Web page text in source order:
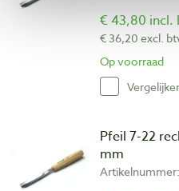
€ 43,80 incl.
€ 36,20 excl.
Op voorraad
Pfeil 7-22
mm